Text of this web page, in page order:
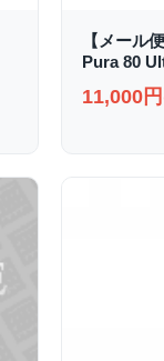
【メール
Pura 80
11,000